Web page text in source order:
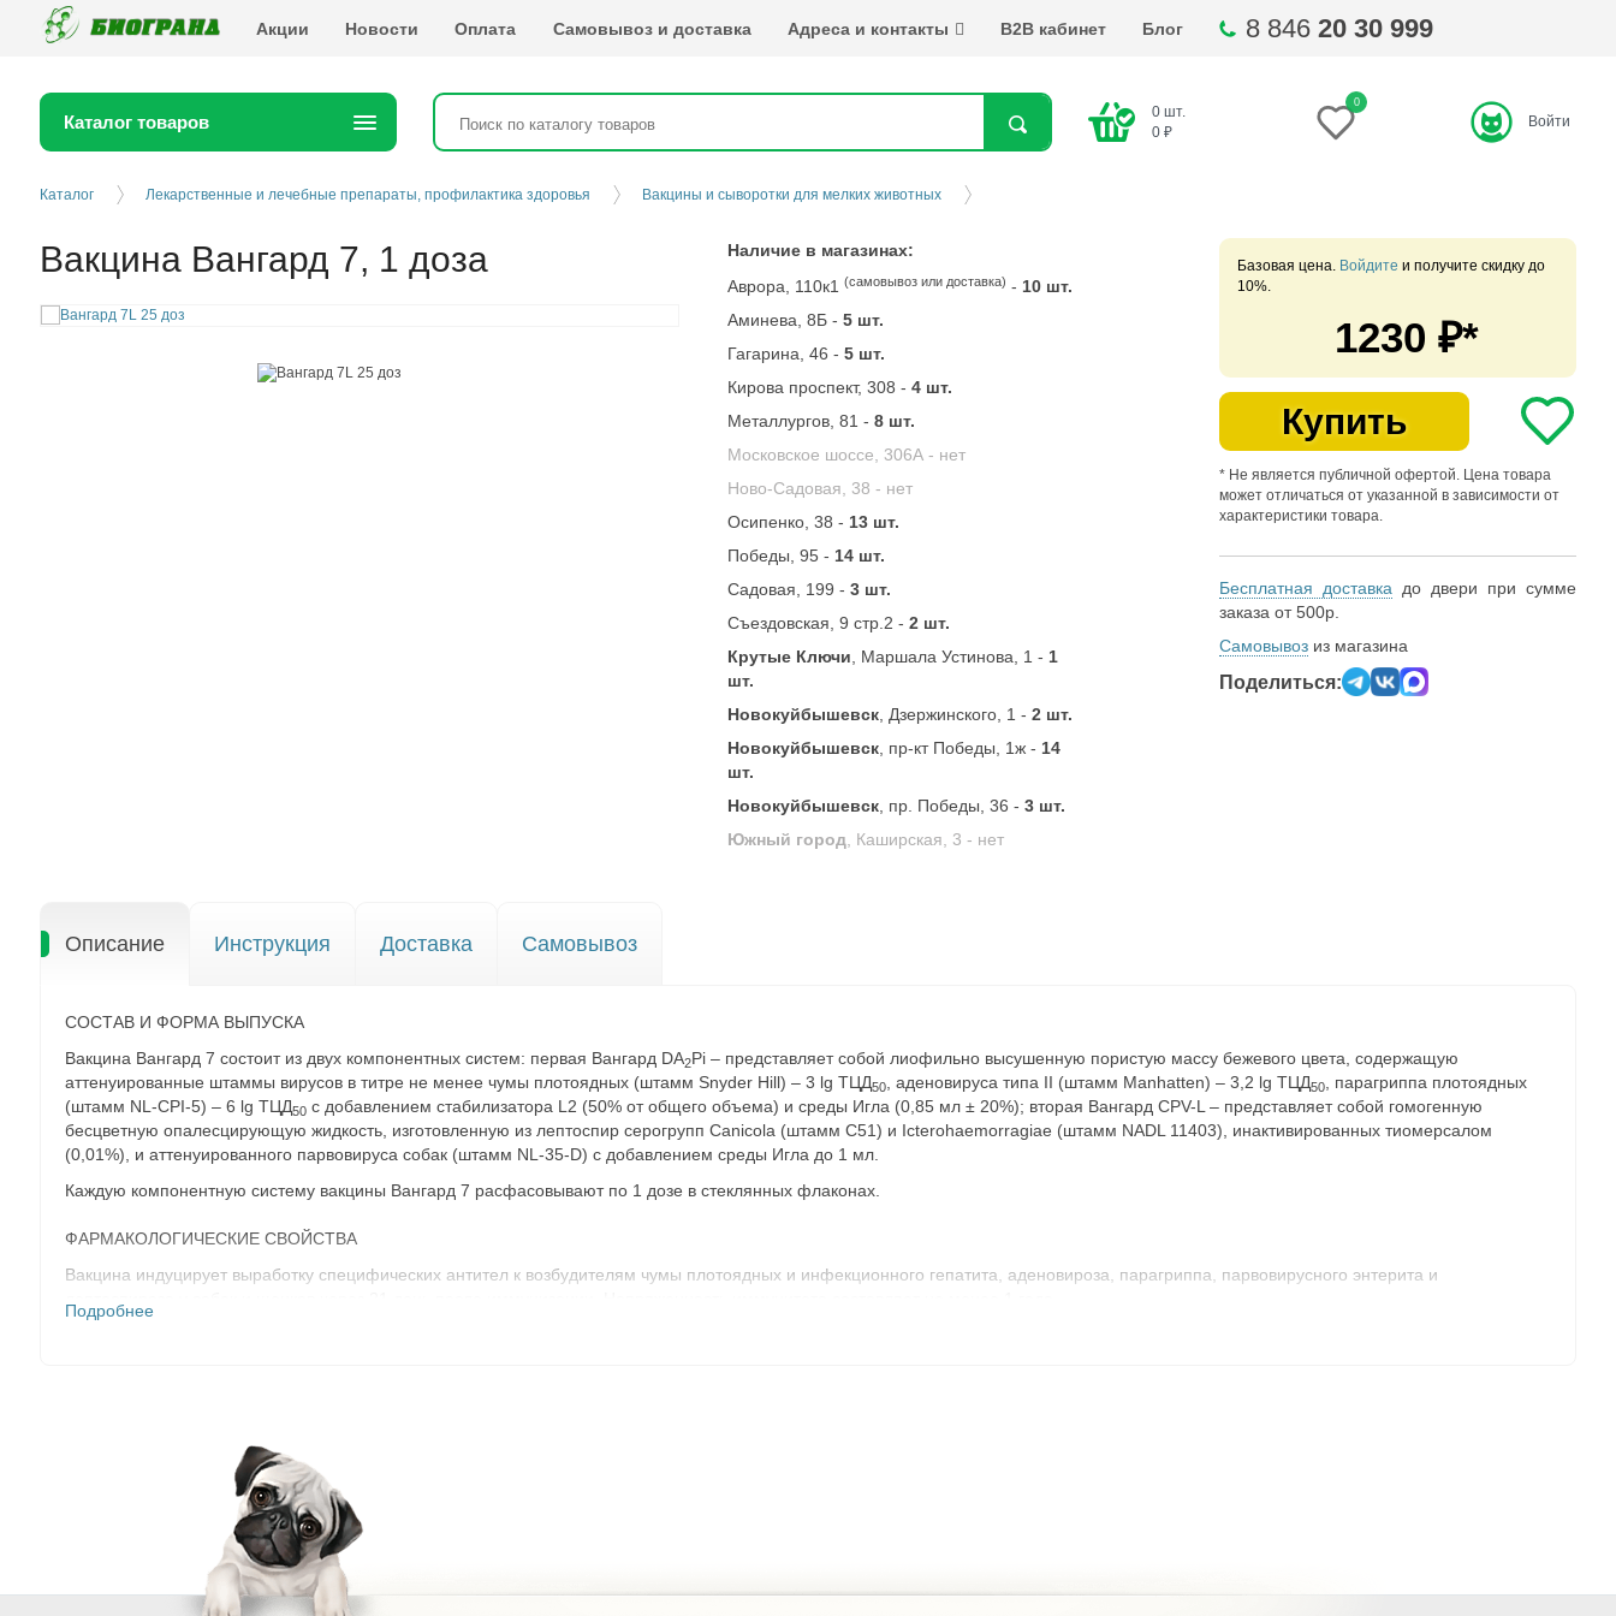
Акции Новости Оплата Самовывоз и доставка Адреса и контакты B2B кабинет Блог 8 846 20 30 999
Каталог товаров Найти
0 шт.
0 ₽
0
Войти
Каталог Лекарственные и лечебные препараты, профилактика здоровья Вакцины и сыворотки для мелких животных
Вакцина Вангард 7, 1 доза
Наличие в магазинах:
Аврора, 110к1(самовывоз или доставка) - 10 шт.
Аминева, 8Б -5 шт.
Гагарина, 46 -5 шт.
Кирова проспект, 308 -4 шт.
Металлургов, 81 -8 шт.
Московское шоссе, 306А - нет
Ново-Садовая, 38 - нет
Осипенко, 38 - 13 шт.
Победы, 95 - 14 шт.
Садовая, 199 -3 шт.
Съездовская, 9 стр.2 -2 шт.
Крутые Ключи , Маршала Устинова, 1 - 1
шт.
Новокуйбышевск , Дзержинского, 1 -2 шт.
Новокуйбышевск , пр-кт Победы, 1ж - 14
шт.
Новокуйбышевск , пр. Победы, 36 -3 шт.
Южный город , Каширская, 3 - нет
Базовая цена. Войдите и получите скидку до
10%.
1230 ₽*
Купить
* Не является публичной офертой. Цена товара
может отличаться от указанной в зависимости от
характеристики товара.
Бесплатная доставка до двери при сумме
заказа от 500р.
Самовывоз из магазина
Поделиться:
Описание Инструкция Доставка Самовывоз
СОСТАВ И ФОРМА ВЫПУСКА
Вакцина Вангард 7 состоит из двух компонентных систем: первая Вангард DA2Pi – представляет собой лиофильно высушенную пористую массу бежевого цвета, содержащую
аттенуированные штаммы вирусов в титре не менее чумы плотоядных (штамм Snyder Hill) – 3 lg ТЦД50 , аденовируса типа II (штамм Manhatten) – 3,2 lg ТЦД50
, парагриппа плотоядных
(штамм NL-CPI-5) – 6 lg ТЦД50 c добавлением стабилизатора L2 (50% от общего объема) и среды Игла (0,85 мл ± 20%); вторая Вангард CPV-L – представляет собой гомогенную
бесцветную опалесцирующую жидкость, изготовленную из лептоспир серогрупп Canicola (штамм С51) и Icterohaemorragiae (штамм NADL 11403), инактивированных тиомерсалом
(0,01%), и аттенуированного парвовируса собак (штамм NL-35-D) с добавлением среды Игла до 1 мл.
Каждую компонентную систему вакцины Вангард 7 расфасовывают по 1 дозе в стеклянных флаконах.
ФАРМАКОЛОГИЧЕСКИЕ СВОЙСТВА
Вакцина индуцирует выработку специфических антител к возбудителям чумы плотоядных и инфекционного гепатита, аденовироза, парагриппа, парвовирусного энтерита и
Подробнее